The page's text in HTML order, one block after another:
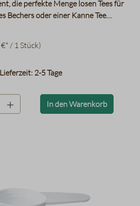
die perfekte Menge losen Tees für
Bechers oder einer Kanne Tee
/ 1 Stück)
2-5 Tage
In den Warenkorb